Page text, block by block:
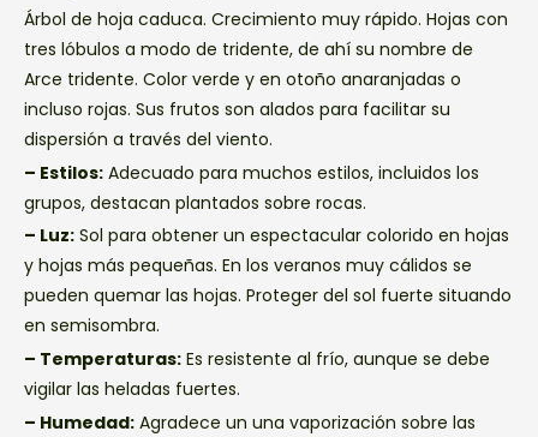
Árbol de hoja caduca. Crecimiento muy rápido. Hojas con
tres lóbulos a modo de tridente, de ahí su nombre de
Arce tridente. Color verde y en otoño anaranjadas o
incluso rojas. Sus frutos son alados para facilitar su
dispersión a través del viento.
– Estilos: Adecuado para muchos estilos, incluidos los
grupos, destacan plantados sobre rocas.
– Luz: Sol para obtener un espectacular colorido en hojas
y hojas más pequeñas. En los veranos muy cálidos se
pueden quemar las hojas. Proteger del sol fuerte situando
en semisombra.
– Temperaturas: Es resistente al frío, aunque se debe
vigilar las heladas fuertes.
– Humedad: Agradece un una vaporización sobre las